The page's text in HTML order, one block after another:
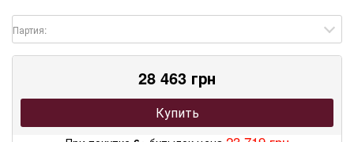
Партия:
28 463 грн
Купить